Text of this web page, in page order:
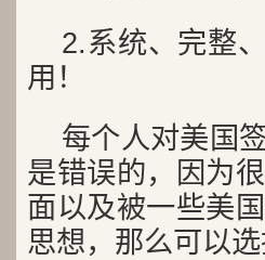
2.系统、完整
用！
每个人对美国
是错误的，因为
面以及被一些美
思想，那么可以